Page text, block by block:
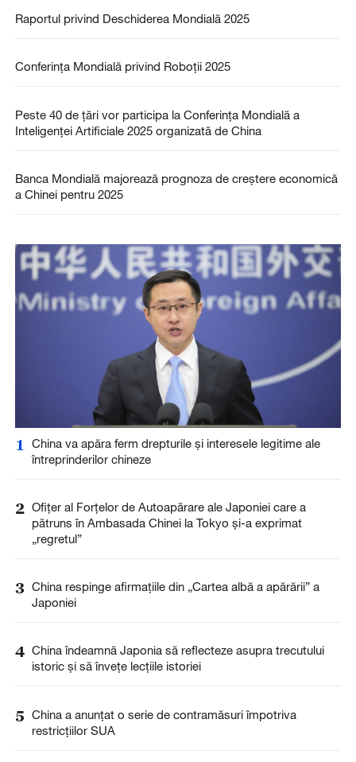
Raportul privind Deschiderea Mondială 2025
Conferința Mondială privind Roboții 2025
Peste 40 de țări vor participa la Conferința Mondială a
Inteligenței Artificiale 2025 organizată de China
Banca Mondială majorează prognoza de creștere economică
a Chinei pentru 2025
1
China va apăra ferm drepturile și interesele legitime ale
întreprinderilor chineze
2 Ofițer al Forțelor de Autoapărare ale Japoniei care a
pătruns în Ambasada Chinei la Tokyo și-a exprimat
„regretul”
3 China respinge afirmațiile din „Cartea albă a apărării” a
Japoniei
4 China îndeamnă Japonia să reflecteze asupra trecutului
istoric și să învețe lecțiile istoriei
5 China a anunţat o serie de contramăsuri împotriva
restricţiilor SUA